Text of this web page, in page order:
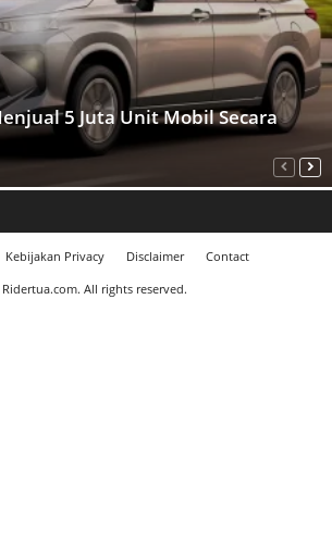
5 Juta Unit Mobil Secara
Kebijakan Privacy Disclaimer
Contact
Ridertua.com. All rights reserved.